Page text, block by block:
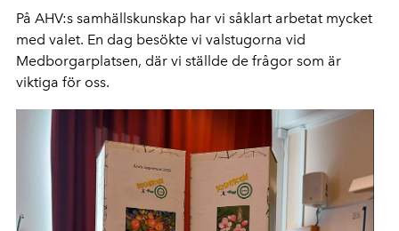
På AHV:s samhällskunskap har vi såklart arbetat mycket
med valet. En dag besökte vi valstugorna vid
Medborgarplatsen, där vi ställde de frågor som är
viktiga för oss.